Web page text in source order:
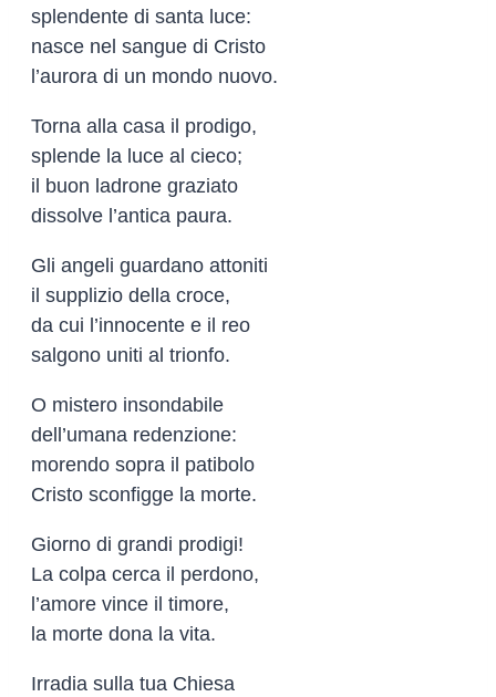
splendente di santa luce:
nasce nel sangue di Cristo
l’aurora di un mondo nuovo.
Torna alla casa il prodigo,
splende la luce al cieco;
il buon ladrone graziato
dissolve l’antica paura.
Gli angeli guardano attoniti
il supplizio della croce,
da cui l’innocente e il reo
salgono uniti al trionfo.
O mistero insondabile
dell’umana redenzione:
morendo sopra il patibolo
Cristo sconfigge la morte.
Giorno di grandi prodigi!
La colpa cerca il perdono,
l’amore vince il timore,
la morte dona la vita.
Irradia sulla tua Chiesa